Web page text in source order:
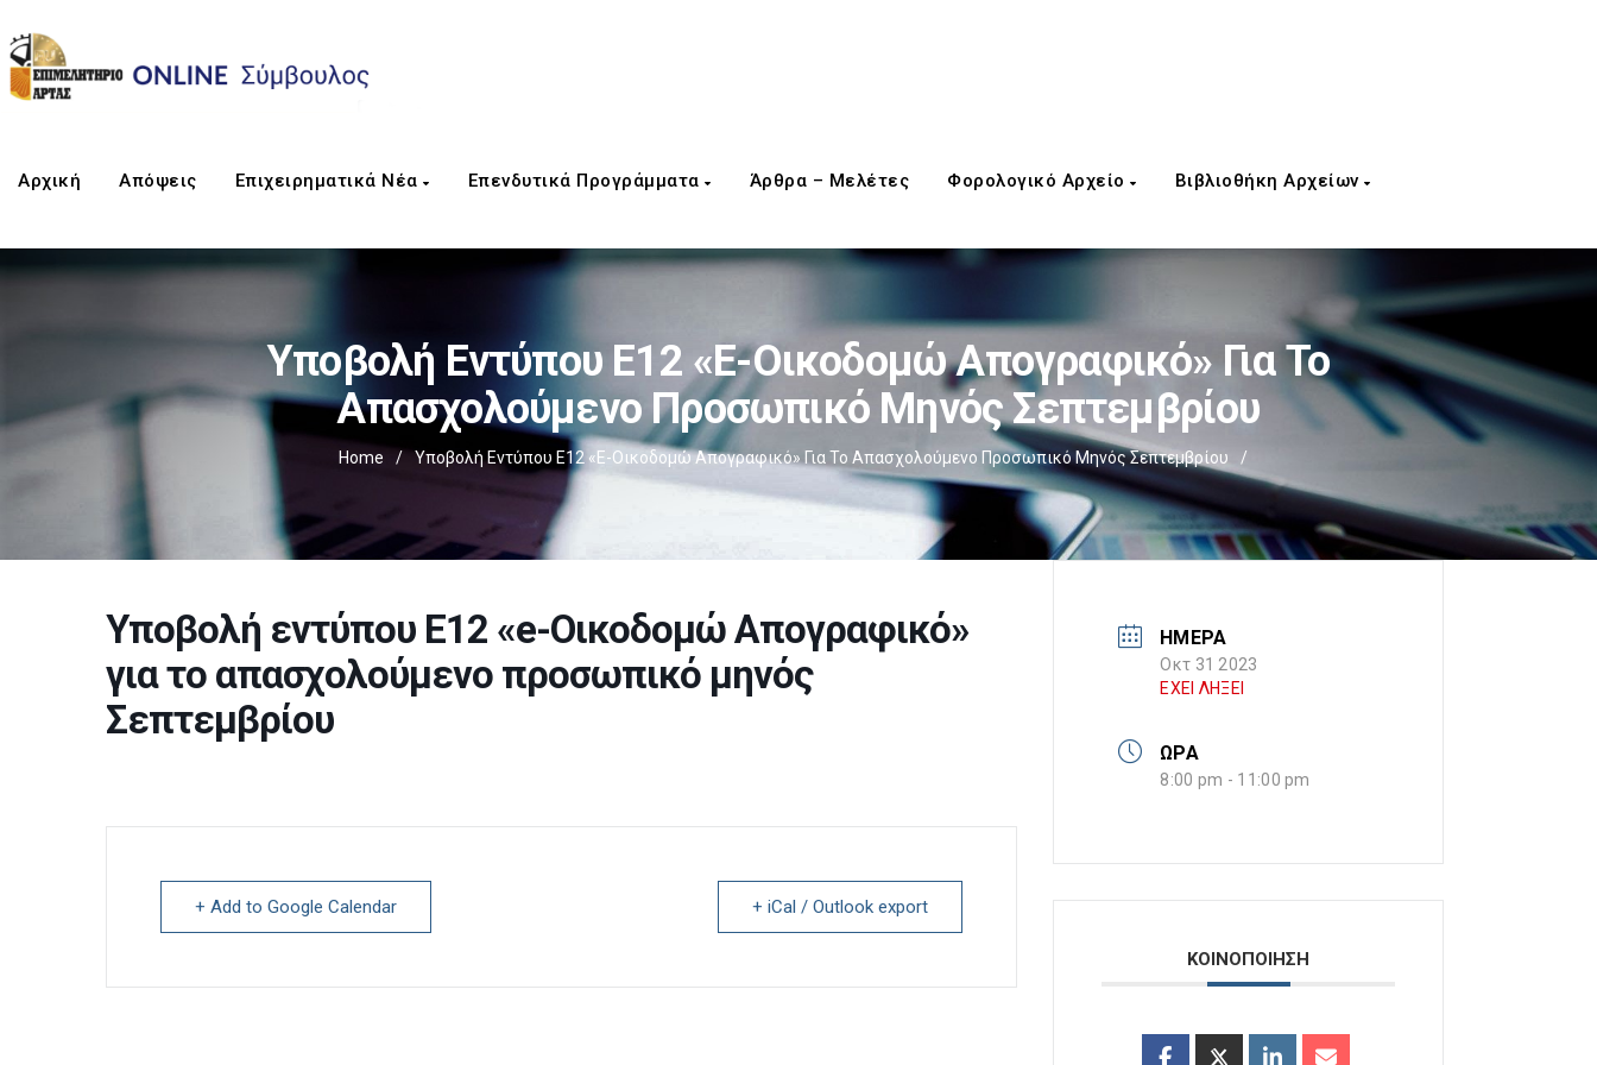
Αρχική Απόψεις Επιχειρηματικά Νέα Επενδυτικά Προγράμματα Άρθρα – Μελέτες Φορολογικό Αρχείο Βιβλιοθήκη Αρχείων
Υποβολή Εντύπου Ε12 «e-Οικοδομώ Απογραφικό» Για Το
Απασχολούμενο Προσωπικό Μηνός Σεπτεμβρίου
Home / Υποβολή Εντύπου Ε12 «e-Οικοδομώ Απογραφικό» Για Το Απασχολούμενο Προσωπικό Μηνός Σεπτεμβρίου /
Υποβολή εντύπου Ε12 «e-Οικοδομώ Απογραφικό»
για το απασχολούμενο προσωπικό μηνός
Σεπτεμβρίου
+ Add to Google Calendar + iCal / Outlook export
ΗΜΕΡΑ
Οκτ 31 2023
ΕΧΕΙ ΛΗΞΕΙ
ΩΡΑ
8:00 pm - 11:00 pm
ΚΟΙΝΟΠΟΙΗΣΗ